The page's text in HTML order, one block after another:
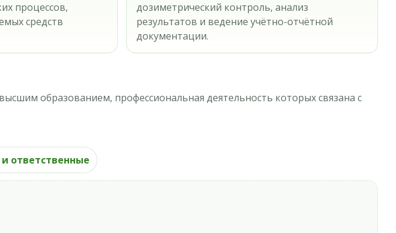
процессов,
средств
дозиметрический контроль, анализ
результатов и ведение учётно-отчётной
документации.
образованием, профессиональная деятельность которых связана с
ответственные